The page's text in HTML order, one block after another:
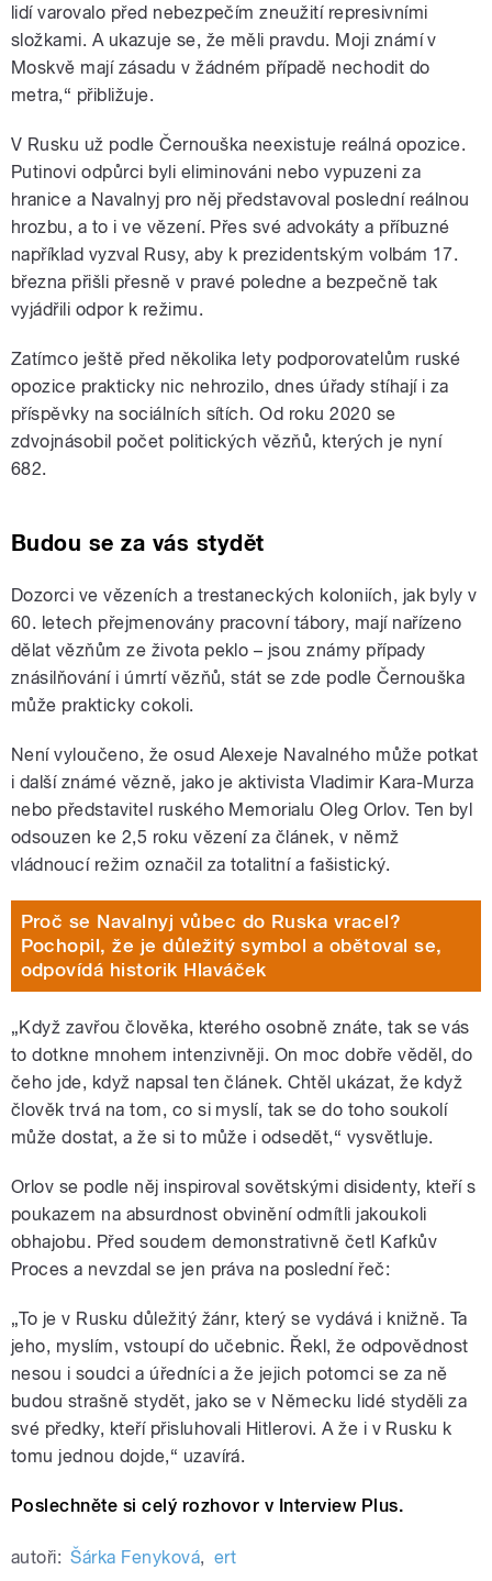
lidí varovalo před nebezpečím zneužití represivními
složkami. A ukazuje se, že měli pravdu. Moji známí v
Moskvě mají zásadu v žádném případě nechodit do
metra,“ přibližuje.
V Rusku už podle Černouška neexistuje reálná opozice.
Putinovi odpůrci byli eliminováni nebo vypuzeni za
hranice a Navalnyj pro něj představoval poslední reálnou
hrozbu, a to i ve vězení. Přes své advokáty a příbuzné
například vyzval Rusy, aby k prezidentským volbám 17.
března přišli přesně v pravé poledne a bezpečně tak
vyjádřili odpor k režimu.
Zatímco ještě před několika lety podporovatelům ruské
opozice prakticky nic nehrozilo, dnes úřady stíhají i za
příspěvky na sociálních sítích. Od roku 2020 se
zdvojnásobil počet politických vězňů, kterých je nyní
682.
Budou se za vás stydět
Dozorci ve vězeních a trestaneckých koloniích, jak byly v
60. letech přejmenovány pracovní tábory, mají nařízeno
dělat vězňům ze života peklo – jsou známy případy
znásilňování i úmrtí vězňů, stát se zde podle Černouška
může prakticky cokoli.
Není vyloučeno, že osud Alexeje Navalného může potkat
i další známé vězně, jako je aktivista Vladimir Kara-Murza
nebo představitel ruského Memorialu Oleg Orlov. Ten byl
odsouzen ke 2,5 roku vězení za článek, v němž
vládnoucí režim označil za totalitní a fašistický.
Proč se Navalnyj vůbec do Ruska vracel?
Pochopil, že je důležitý symbol a obětoval se,
odpovídá historik Hlaváček
„Když zavřou člověka, kterého osobně znáte, tak se vás
to dotkne mnohem intenzivněji. On moc dobře věděl, do
čeho jde, když napsal ten článek. Chtěl ukázat, že když
člověk trvá na tom, co si myslí, tak se do toho soukolí
může dostat, a že si to může i odsedět,“ vysvětluje.
Orlov se podle něj inspiroval sovětskými disidenty, kteří s
poukazem na absurdnost obvinění odmítli jakoukoli
obhajobu. Před soudem demonstrativně četl Kafkův
Proces a nevzdal se jen práva na poslední řeč:
„To je v Rusku důležitý žánr, který se vydává i knižně. Ta
jeho, myslím, vstoupí do učebnic. Řekl, že odpovědnost
nesou i soudci a úředníci a že jejich potomci se za ně
budou strašně stydět, jako se v Německu lidé styděli za
své předky, kteří přisluhovali Hitlerovi. A že i v Rusku k
tomu jednou dojde,“ uzavírá.
Poslechněte si celý rozhovor v Interview Plus.
autoři: Šárka Fenyková, ert